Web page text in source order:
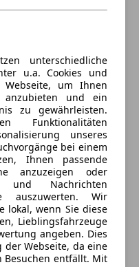
unterschiedliche
u.a. Cookies und
um Ihnen
anzubieten und ein
zu gewährleisten.
Funktionalitäten
unseres
bei einem
Ihnen passende
anzuzeigen oder
und Nachrichten
auszuwerten. Wir
lokal, wenn Sie diese
Lieblingsfahrzeuge
angeben. Dies
Webseite, da eine
Besuchen entfällt. Mit